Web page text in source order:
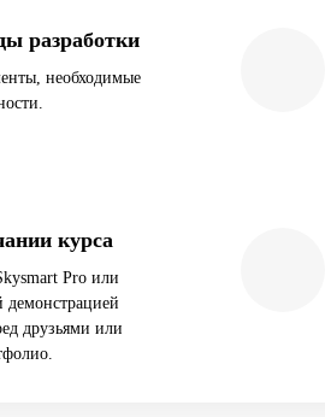
разработки
необходимые
курса
Pro или
друзьями или